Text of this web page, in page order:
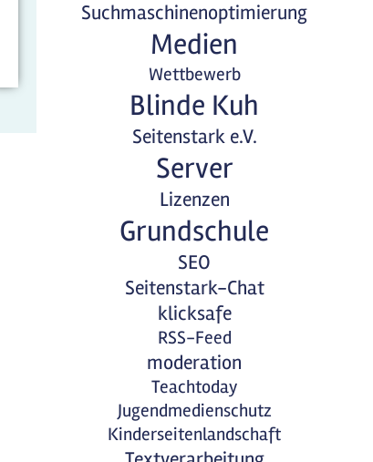
Suchmaschinenoptimierung
Medien
Wettbewerb
Blinde Kuh
Seitenstark e.V.
Server
Lizenzen
Grundschule
SEO
Seitenstark-Chat
klicksafe
RSS-Feed
moderation
Teachtoday
Jugendmedienschutz
Kinderseitenlandschaft